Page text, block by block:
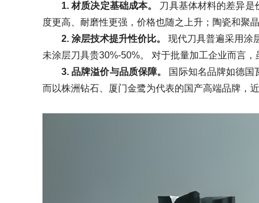
1. 材质决定基础成本。
刀具基体材料的差异
度更高、耐磨性更强，价格也随之上升；陶瓷和聚
2. 涂层技术提升性价比。
现代刀具普遍采用涂
未涂层刀具贵30%-50%。 对于批量加工企业而言
3.品牌溢价与品质保障。
国际知名品牌如德国
而以株洲钻石、厦门金鹭为代表的国产高端品牌，